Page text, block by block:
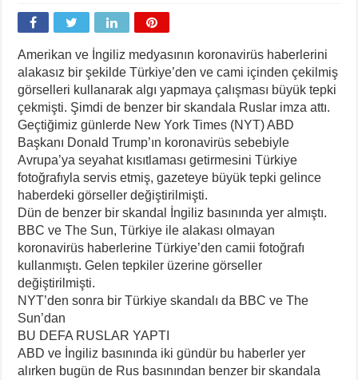
Amerikan ve İngiliz medyasının koronavirüs haberlerini
alakasız bir şekilde Türkiye’den ve cami içinden çekilmiş
görselleri kullanarak algı yapmaya çalışması büyük tepki
çekmişti. Şimdi de benzer bir skandala Ruslar imza attı.
Geçtiğimiz günlerde New York Times (NYT) ABD
Başkanı Donald Trump’ın koronavirüs sebebiyle
Avrupa’ya seyahat kısıtlaması getirmesini Türkiye
fotoğrafıyla servis etmiş, gazeteye büyük tepki gelince
haberdeki görseller değiştirilmişti.
Dün de benzer bir skandal İngiliz basınında yer almıştı.
BBC ve The Sun, Türkiye ile alakası olmayan
koronavirüs haberlerine Türkiye’den camii fotoğrafı
kullanmıştı. Gelen tepkiler üzerine görseller
değiştirilmişti.
NYT’den sonra bir Türkiye skandalı da BBC ve The
Sun’dan
BU DEFA RUSLAR YAPTI
ABD ve İngiliz basınında iki gündür bu haberler yer
alırken bugün de Rus basınından benzer bir skandala